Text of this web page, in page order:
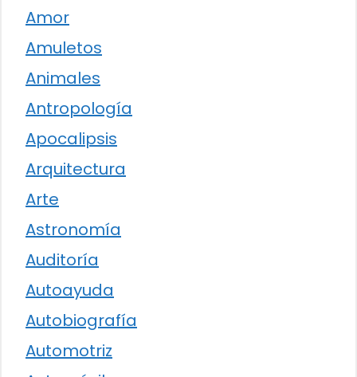
Amor
Amuletos
Animales
Antropología
Apocalipsis
Arquitectura
Arte
Astronomía
Auditoría
Autoayuda
Autobiografía
Automotriz